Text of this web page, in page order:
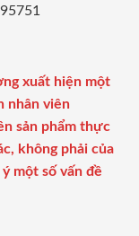
xuất hiện một
nhân viên
sản phẩm thực
không phải của
một số vấn đề